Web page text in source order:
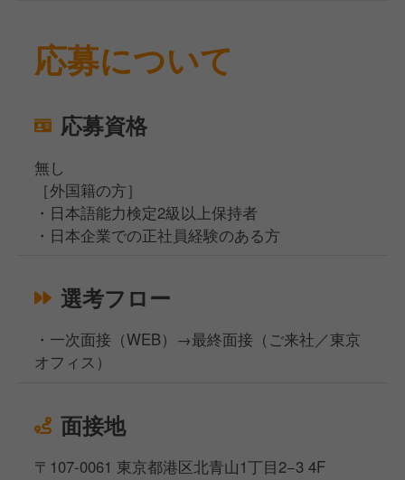
応募について
応募資格
無し
［外国籍の方］
・日本語能力検定2級以上保持者
・日本企業での正社員経験のある方
選考フロー
・一次面接（WEB）→最終面接（ご来社／東京
オフィス）
面接地
〒107-0061 東京都港区北青山1丁目2−3 4F